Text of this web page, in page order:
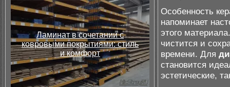
Ламинат в сочетании с
ковровыми покрытиями: стиль
и комфорт
Особенность
напоминает
этого
чистится и
времени. Для
становится
эстетические,